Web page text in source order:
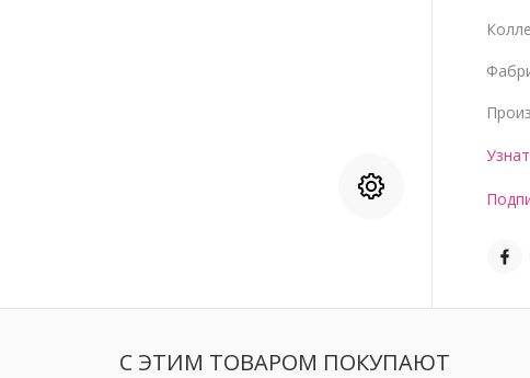
С ЭТИМ ТОВАРОМ ПОКУПАЮТ